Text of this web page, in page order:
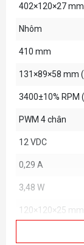
402×120×27
Nhôm
410 mm
131×89×58 mm
3400±10% RPM
PWM 4 chân
12 VDC
0,29 A
3,48 W
120×120×25
500~2500